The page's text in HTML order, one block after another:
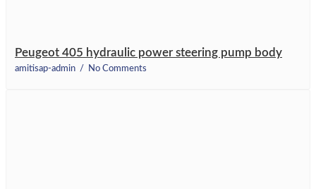
Peugeot 405 hydraulic power steering pump body
amitisap-admin No Comments